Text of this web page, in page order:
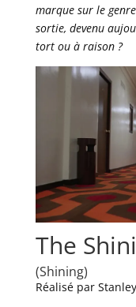
marque sur le
sortie, devenu
tort ou à raison ?
The
(Shining)
Réalisé par